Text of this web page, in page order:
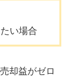
い場合
却益がゼロ